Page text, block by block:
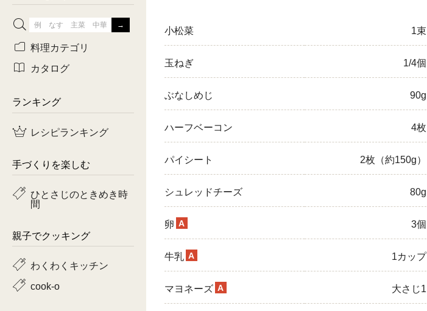
小松菜 1束
玉ねぎ 1/4個
ぶなしめじ 90g
ハーフベーコン 4枚
パイシート 2枚（約150g）
シュレッドチーズ 80g
卵 A 3個
牛乳 A 1カップ
マヨネーズ A 大さじ1
有賀薫さんのスープ
ピーマン なす
料理カテゴリ
カタログ
ランキング
レシピランキング
手づくりを楽しむ
ひとさじのときめき時
間
親子でクッキング
わくわくキッチン
cook-o